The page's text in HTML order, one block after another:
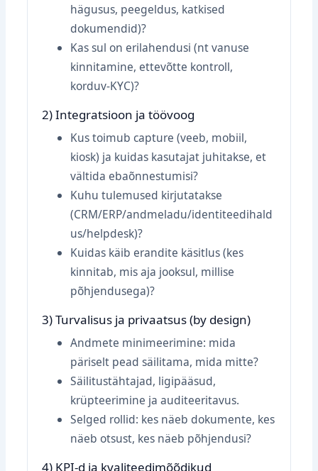
hägusus, peegeldus, katkised
dokumendid)?
Kas sul on erilahendusi (nt vanuse
kinnitamine, ettevõtte kontroll,
korduv‑KYC)?
2) Integratsioon ja töövoog
Kus toimub capture (veeb, mobiil,
kiosk) ja kuidas kasutajat juhitakse, et
vältida ebaõnnestumisi?
Kuhu tulemused kirjutatakse
(CRM/ERP/andmeladu/identiteedihald
us/helpdesk)?
Kuidas käib erandite käsitlus (kes
kinnitab, mis aja jooksul, millise
põhjendusega)?
3) Turvalisus ja privaatsus (by design)
Andmete minimeerimine: mida
päriselt pead säilitama, mida mitte?
Säilitustähtajad, ligipääsud,
krüpteerimine ja auditeeritavus.
Selged rollid: kes näeb dokumente, kes
näeb otsust, kes näeb põhjendusi?
4) KPI-d ja kvaliteedimõõdikud